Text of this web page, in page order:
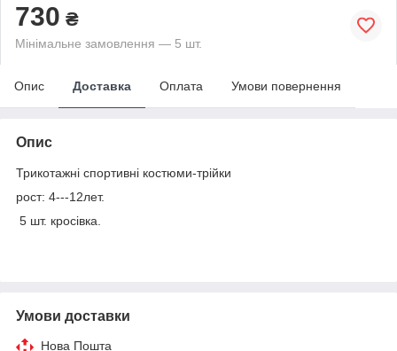
730 ₴
Мінімальне замовлення — 5 шт.
Опис Доставка Оплата Умови повернення
Опис
Трикотажні спортивні костюми-трійки
рост: 4---12лет.
5 шт. кросівка.
Умови доставки
Нова Пошта